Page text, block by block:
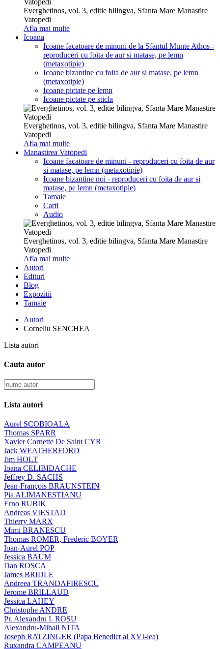
Everghetinos, vol. 3, editie bilingva, Sfanta Mare Manastire
Vatopedi
Afla mai multe
Icoana
Icoane facatoare de minuni de la Sfantul Munte Athos -
reproduceri cu foita de aur si matase, pe lemn
(metaxotipie)
Icoane bizantine cu foita de aur si matase, pe lemn
(metaxotipie)
Icoane pictate pe lemn
Icoane pictate pe sticla
Everghetinos, vol. 3, editie bilingva, Sfanta Mare Manastire
Vatopedi
Afla mai multe
Manastirea Vatopedi
Icoane facatoare de minuni - reproduceri cu foita de aur
si matase, pe lemn (metaxotipie)
Icoane bizantine noi - reproduceri cu foita de aur si
matase, pe lemn (metaxotipie)
Tamaie
Carti
Audio
Everghetinos, vol. 3, editie bilingva, Sfanta Mare Manastire
Vatopedi
Afla mai multe
Autori
Edituri
Blog
Expozitii
Tamaie
Autori
Corneliu SENCHEA
Lista autori
Cauta autor
Lista autori
Aurel SCOBIOALA
Thomas SPARR
Xavier Cornette De Saint CYR
Jack WEATHERFORD
Jim HOLT
Ioana CELIBIDACHE
Jeffrey D. SACHS
Jean-François BRAUNSTEIN
Pia ALIMANESTIANU
Erno RUBIK
Andreas VIESTAD
Thierry MARX
Mimi BRANESCU
Thomas ROMER, Frederic BOYER
Ioan-Aurel POP
Jessica BAUM
Dan ROSCA
James BRIDLE
Andreea TRANDAFIRESCU
Jerome BRILLAUD
Jessica LAHEY
Christophe ANDRE
Pr. Alexandru I. ROSU
Alexandru-Mihail NITA
Joseph RATZINGER (Papa Benedict al XVI-lea)
Ruxandra CAMPEANU